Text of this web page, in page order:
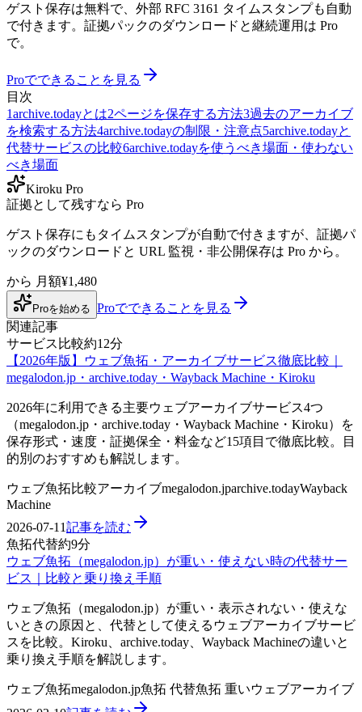
ゲスト保存は無料で、外部 RFC 3161 タイムスタンプも自動
で付きます。証拠パックのダウンロードと継続運用は Pro
で。
Proでできることを見る
目次
1archive.todayとは2ページを保存する方法3過去のアーカイブ
を検索する方法4archive.todayの制限・注意点5archive.todayと
代替サービスの比較6archive.todayを使うべき場面・使わない
べき場面
Kiroku Pro
証拠として残すなら Pro
ゲスト保存にもタイムスタンプが自動で付きますが、証拠パ
ックのダウンロードと URL 監視・非公開保存は Pro から。
から 月額¥1,480
Proを始める Proでできることを見る
関連記事
サービス比較約12分
【2026年版】ウェブ魚拓・アーカイブサービス徹底比較｜
megalodon.jp・archive.today・Wayback Machine・Kiroku
2026年に利用できる主要ウェブアーカイブサービス4つ
（megalodon.jp・archive.today・Wayback Machine・Kiroku）を
保存形式・速度・証拠保全・料金など15項目で徹底比較。目
的別のおすすめも解説します。
ウェブ魚拓比較アーカイブmegalodon.jparchive.todayWayback
Machine
2026-07-11記事を読む
魚拓代替約9分
ウェブ魚拓（megalodon.jp）が重い・使えない時の代替サー
ビス｜比較と乗り換え手順
ウェブ魚拓（megalodon.jp）が重い・表示されない・使えな
いときの原因と、代替として使えるウェブアーカイブサービ
スを比較。Kiroku、archive.today、Wayback Machineの違いと
乗り換え手順を解説します。
ウェブ魚拓megalodon.jp魚拓 代替魚拓 重いウェブアーカイブ